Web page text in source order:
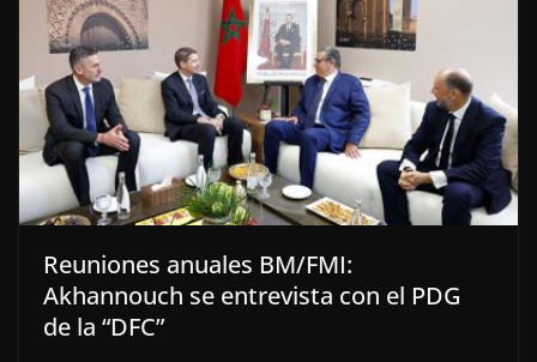
Reuniones anuales BM/FMI:
Akhannouch se entrevista con el PDG
de la “DFC”